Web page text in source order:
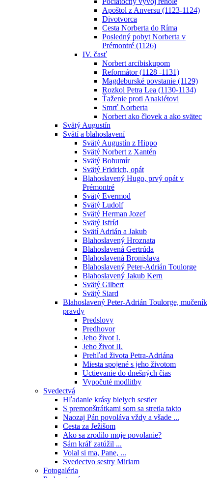
Apoštol z Anversu (1123-1124)
Divotvorca
Cesta Norberta do Ríma
Posledný pobyt Norberta v
Prémontré (1126)
IV. časť
Norbert arcibiskupom
Reformátor (1128 -1131)
Magdeburské povstanie (1129)
Rozkol Petra Lea (1130-1134)
Ťaženie proti Anaklétovi
Smrť Norberta
Norbert ako človek a ako svätec
Svätý Augustín
Svätí a blahoslavení
Svätý Augustín z Hippo
Svätý Norbert z Xantén
Svätý Bohumír
Svätý Fridrich, opát
Blahoslavený Hugo, prvý opát v
Prémontré
Svätý Evermod
Svätý Ludolf
Svätý Herman Jozef
Svätý Isfríd
Svätí Adrián a Jakub
Blahoslavený Hroznata
Blahoslavená Gertrúda
Blahoslavená Bronislava
Blahoslavený Peter-Adrián Toulorge
Blahoslavený Jakub Kern
Svätý Gilbert
Svätý Siard
Blahoslavený Peter-Adrián Toulorge, mučeník
pravdy
Predslovy
Predhovor
Jeho život I.
Jeho život II.
Prehľad života Petra-Adriána
Miesta spojené s jeho životom
Uctievanie do dnešných čias
Vypočuté modlitby
Svedectvá
Hľadanie krásy bielych sestier
S premonštrátkami som sa stretla takto
Naozaj Pán povoláva vždy a všade ...
Cesta za Ježišom
Ako sa zrodilo moje povolanie?
Sám kráľ zatúžil ...
Volal si ma, Pane, ...
Svedectvo sestry Miriam
Fotogaléria